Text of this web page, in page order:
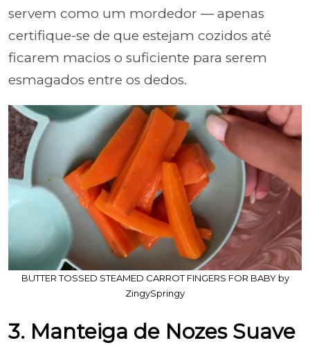
servem como um mordedor — apenas
certifique-se de que estejam cozidos até
ficarem macios o suficiente para serem
esmagados entre os dedos.
BUTTER TOSSED STEAMED CARROT FINGERS FOR BABY by
ZingySpringy
3. Manteiga de Nozes Suave